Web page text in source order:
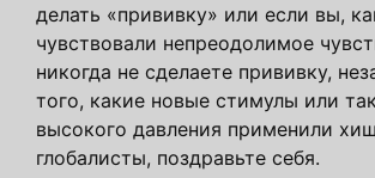
делать «прививку» или если вы,
чувствовали непреодолимое
никогда не сделаете прививку,
того, какие новые стимулы или
высокого давления применили
глобалисты, поздравьте себя.